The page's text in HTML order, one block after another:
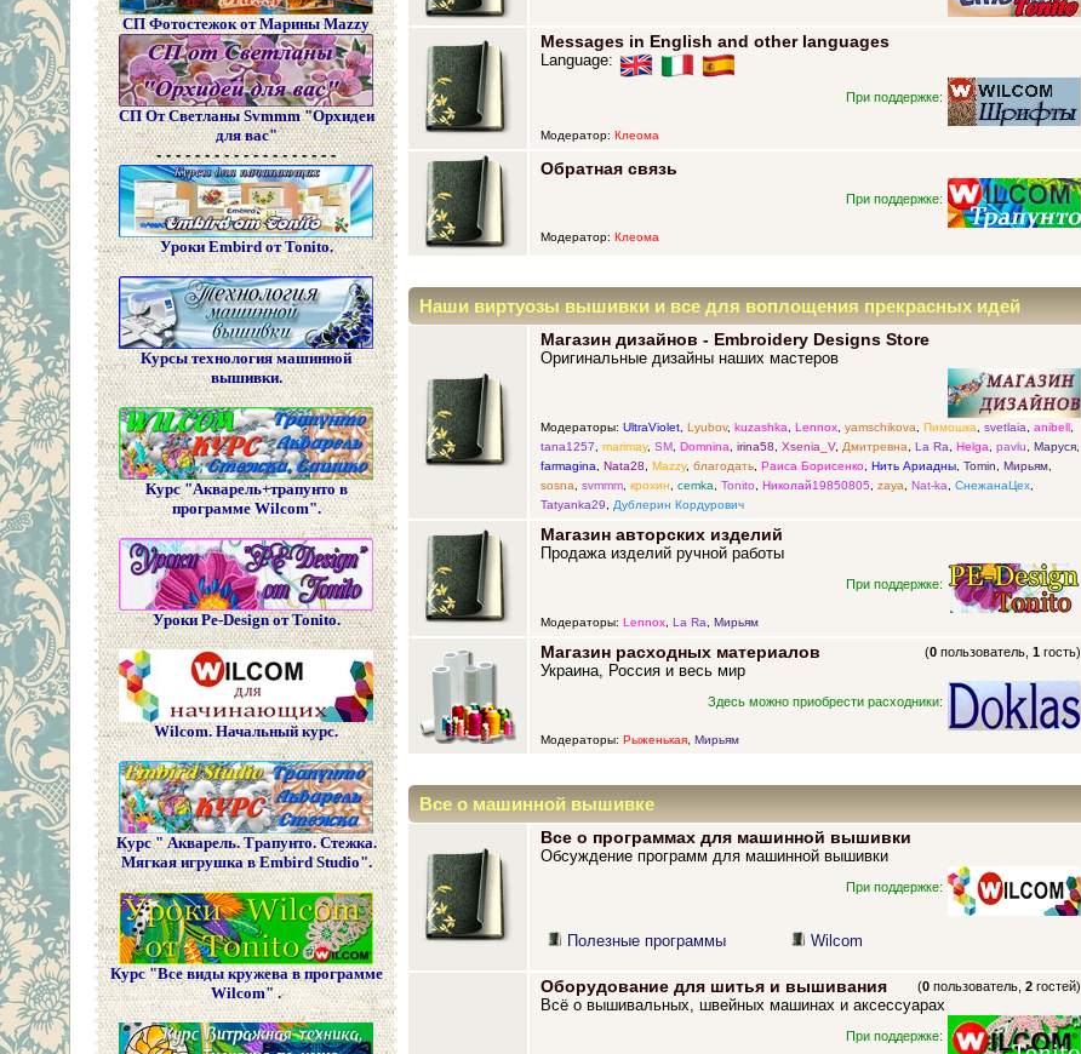
СП Фотостежок от Марины Mazzy
СП От Светланы Svmmm "Орхидеи
для вас"
- - - - - - - - - - - - - - - - - - -
Уроки Embird от Tonito.
Курсы технология машинной
вышивки.
Курс "Акварель+трапунто в
программе Wilcom".
Уроки Pe-Design от Tonito.
Wilcom. Начальный курс.
Курс " Акварель. Трапунто. Стежка.
Мягкая игрушка в Embird Studio".
Курс "Все виды кружева в программе
Wilcom" .
Messages in English and other languages
Language:
При поддержке:
Модератор: Клеома
Обратная связь
При поддержке:
Модератор: Клеома
Наши виртуозы вышивки и все для воплощения прекрасных идей
Магазин дизайнов - Embroidery Designs Store
Оригинальные дизайны наших мастеров
Модераторы: UltraViolet, Lyubov, kuzashka, Lennox, yamschikova, Пимошка, svetlaia, anibell,
tana1257, marimay, SM, Domnina, irina58, Xsenia_V, Дмитревна, La Ra, Helga, pavlu, Маруся,
farmagina, Nata28, Mazzy, благодать, Раиса Борисенко, Нить Ариадны, Tomin, Мирьям,
sosna, svmmm, крохин, cemka, Tonito, Николай19850805, zaya, Nat-ka, СнежанаЦех,
Tatyanka29, Дублерин Кордурович
Магазин авторских изделий
Продажа изделий ручной работы
При поддержке:
Модераторы: Lennox, La Ra, Мирьям
Магазин расходных материалов (0 пользователь,1 гость)
Украина, Россия и весь мир
Здесь можно приобрести расходники:
Модераторы: Рыженькая, Мирьям
Все о машинной вышивке
Все о программах для машинной вышивки
Обсуждение программ для машинной вышивки
При поддержке:
Полезные программы Wilcom
Оборудование для шитья и вышивания (0 пользователь,2 гостей)
Всё о вышивальных, швейных машинах и аксессуарах
При поддержке: